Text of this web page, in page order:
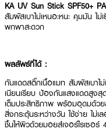
KA UV Sun Stick SPF50+
สัมผัสเบาไม่เหนอะหนะ คุมมัน ไม่
พกพาสะดวก
ผลลัพธ์ที่ได้ :
กันแดดสติ๊กเนื้อแมท สัมผัสเบาไ
เนียนเรียบ ป้องกันแสงแดดสูงสุ
เต็มประสิทธิภาพ พร้อมอุดมด้ว
สิ่งกระตุ้นระหว่างวัน ใช้ง่าย ไม่
ชื้นให้ผิวด้วยมอยส์เจอร์ไรเซอ